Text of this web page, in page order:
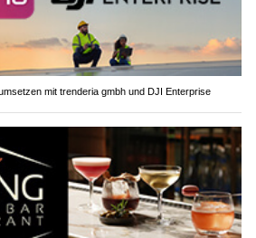
mit trenderia gmbh und DJI Enterprise